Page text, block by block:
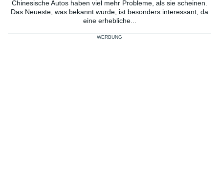
Chinesische Autos haben viel mehr Probleme, als sie scheinen.
Das Neueste, was bekannt wurde, ist besonders interessant, da
eine erhebliche...